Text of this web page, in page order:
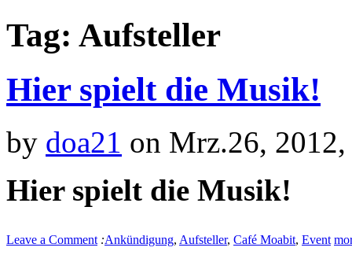
Tag: Aufsteller
Hier spielt die Musik!
by doa21 on Mrz.26,
Hier spielt die Musik!
Leave a Comment :Ankündigung, Aufsteller, Café Moabit, Event